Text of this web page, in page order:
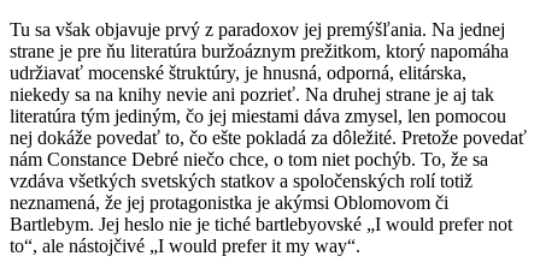
Tu sa však objavuje prvý z paradoxov jej premýšľania. Na jednej
strane je pre ňu literatúra buržoáznym prežitkom, ktorý napomáha
udržiavať mocenské štruktúry, je hnusná, odporná, elitárska,
niekedy sa na knihy nevie ani pozrieť. Na druhej strane je aj tak
literatúra tým jediným, čo jej miestami dáva zmysel, len pomocou
nej dokáže povedať to, čo ešte pokladá za dôležité. Pretože povedať
nám Constance Debré niečo chce, o tom niet pochýb. To, že sa
vzdáva všetkých svetských statkov a spoločenských rolí totiž
neznamená, že jej protagonistka je akýmsi Oblomovom či
Bartlebym. Jej heslo nie je tiché bartlebyovské „I would prefer not
to“, ale nástojčivé „I would prefer it my way“.